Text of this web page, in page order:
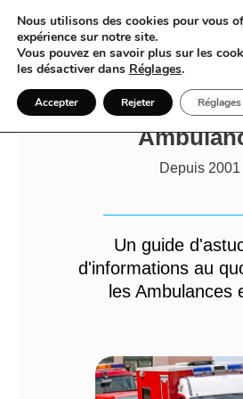
E-Guide
Depuis 2001
Un guide
d'informations au
les Ambulances
Nous utilisons des cookies pour vous
expérience sur notre site.
Vous pouvez en savoir plus sur les
les désactiver dans Réglages.
Accepter Rejeter Réglages